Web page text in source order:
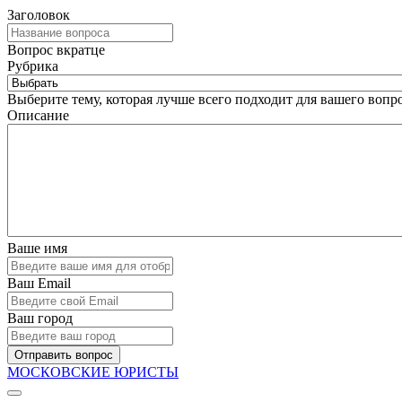
Заголовок
Вопрос вкратце
Рубрика
Выберите тему, которая лучше всего подходит для вашего
Описание
Ваше имя
Ваш Email
Ваш город
Отправить вопрос
МОСКОВСКИЕ ЮРИСТЫ